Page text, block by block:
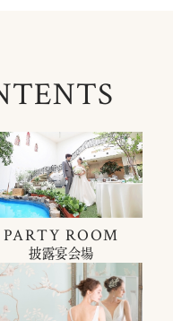
PARTY ROOM
披露宴会場